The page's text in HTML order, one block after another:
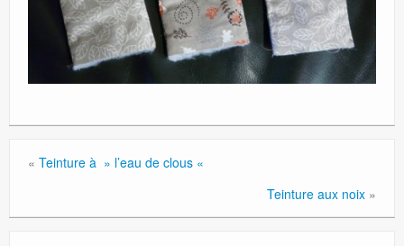
« Teinture à » l’eau de clous «
Teinture aux noix »